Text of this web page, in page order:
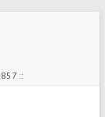
::